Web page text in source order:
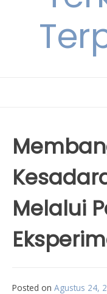
Melalui
Posted on Agustus 24,